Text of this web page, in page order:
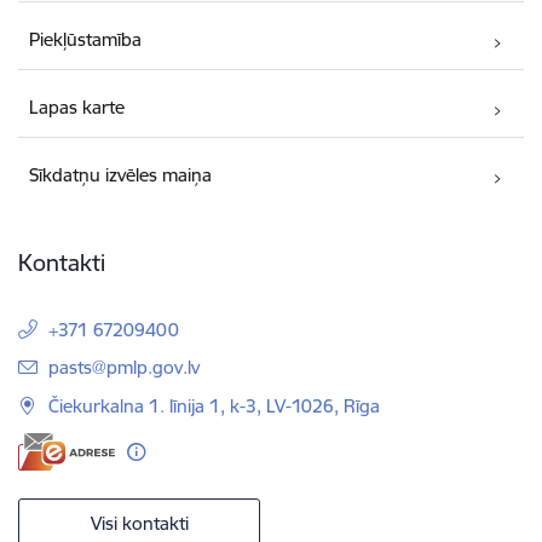
Piekļūstamība
Lapas karte
Sīkdatņu izvēles maiņa
Kontakti
+371 67209400
E-pasts:
pasts@pmlp.gov.lv
Čiekurkalna 1. līnija 1, k-3, LV-1026, Rīga
Visi kontakti